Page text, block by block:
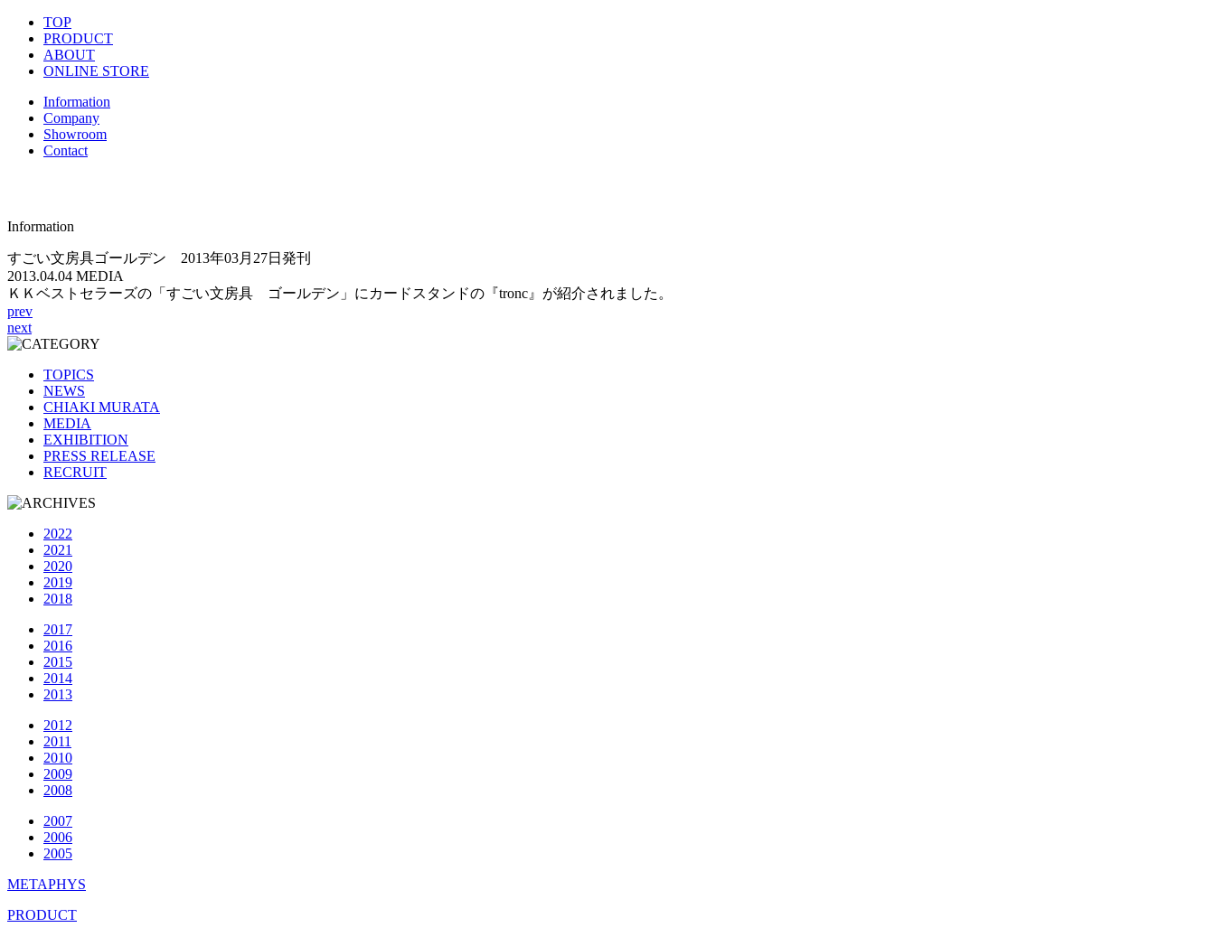
TOP
PRODUCT
ABOUT
ONLINE STORE
Information
Company
Showroom
Contact
Information
すごい文房具ゴールデン 2013年03月27日発刊
2013.04.04 MEDIA
ＫＫベストセラーズの「すごい文房具 ゴールデン」にカードスタンドの『tronc』が紹介されました。
prev
next
TOPICS
NEWS
CHIAKI MURATA
MEDIA
EXHIBITION
PRESS RELEASE
RECRUIT
2022
2021
2020
2019
2018
2017
2016
2015
2014
2013
2012
2011
2010
2009
2008
2007
2006
2005
METAPHYS
PRODUCT